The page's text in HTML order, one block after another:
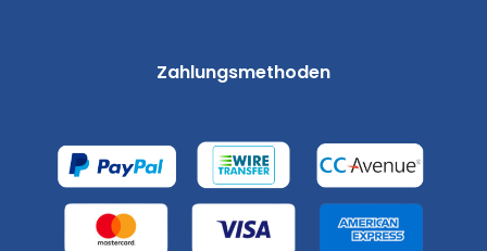
Zahlungsmethoden